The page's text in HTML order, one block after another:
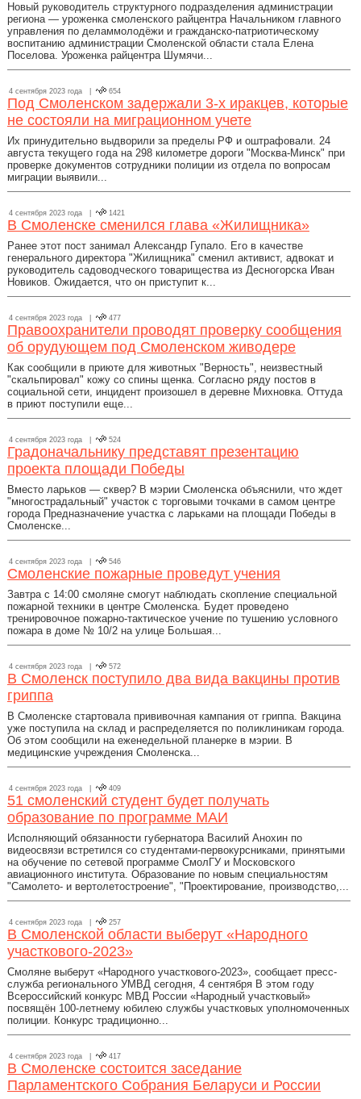
Новый руководитель структурного подразделения администрации
региона — уроженка смоленского райцентра Начальником главного
управления по деламмолодёжи и гражданско-патриотическому
воспитанию администрации Смоленской области стала Елена
Поселова. Уроженка райцентра Шумячи...
4 сентября 2023 года | 654
Под Смоленском задержали 3-х иракцев, которые
не состояли на миграционном учете
Их принудительно выдворили за пределы РФ и оштрафовали. 24
августа текущего года на 298 километре дороги "Москва-Минск" при
проверке документов сотрудники полиции из отдела по вопросам
миграции выявили...
4 сентября 2023 года | 1421
В Смоленске сменился глава «Жилищника»
Ранее этот пост занимал Александр Гупало. Его в качестве
генерального директора "Жилищника" сменил активист, адвокат и
руководитель садоводческого товарищества из Десногорска Иван
Новиков. Ожидается, что он приступит к...
4 сентября 2023 года | 477
Правоохранители проводят проверку сообщения
об орудующем под Смоленском живодере
Как сообщили в приюте для животных "Верность", неизвестный
"скальпировал" кожу со спины щенка. Согласно ряду постов в
социальной сети, инцидент произошел в деревне Михновка. Оттуда
в приют поступили еще...
4 сентября 2023 года | 524
Градоначальнику представят презентацию
проекта площади Победы
Вместо ларьков — сквер? В мэрии Смоленска объяснили, что ждет
"многострадальный" участок с торговыми точками в самом центре
города Предназначение участка с ларьками на площади Победы в
Смоленске...
4 сентября 2023 года | 546
Смоленские пожарные проведут учения
Завтра с 14:00 смоляне смогут наблюдать скопление специальной
пожарной техники в центре Смоленска. Будет проведено
тренировочное пожарно-тактическое учение по тушению условного
пожара в доме № 10/2 на улице Большая...
4 сентября 2023 года | 572
В Смоленск поступило два вида вакцины против
гриппа
В Смоленске стартовала прививочная кампания от гриппа. Вакцина
уже поступила на склад и распределяется по поликлиникам города.
Об этом сообщили на еженедельной планерке в мэрии. В
медицинские учреждения Смоленска...
4 сентября 2023 года | 409
51 смоленский студент будет получать
образование по программе МАИ
Исполняющий обязанности губернатора Василий Анохин по
видеосвязи встретился со студентами-первокурсниками, принятыми
на обучение по сетевой программе СмолГУ и Московского
авиационного института. Образование по новым специальностям
"Самолето- и вертолетостроение", "Проектирование, производство,...
4 сентября 2023 года | 257
В Смоленской области выберут «Народного
участкового-2023»
Смоляне выберут «Народного участкового-2023», сообщает пресс-
служба регионального УМВД сегодня, 4 сентября В этом году
Всероссийский конкурс МВД России «Народный участковый»
посвящён 100-летнему юбилею службы участковых уполномоченных
полиции. Конкурс традиционно...
4 сентября 2023 года | 417
В Смоленске состоится заседание
Парламентского Собрания Беларуси и России